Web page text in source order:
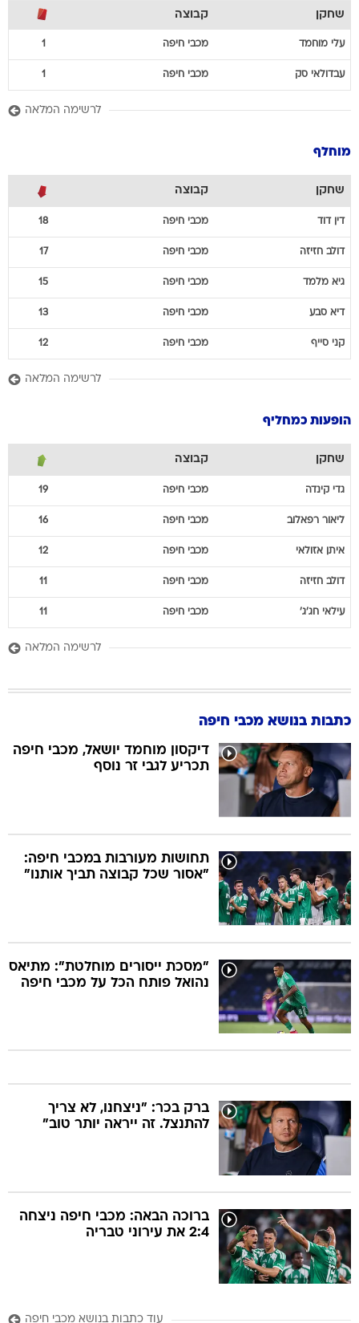
שחקן קבוצה
עלי מוחמד מכבי חיפה 1
עבדולאי סק מכבי חיפה 1
לרשימה המלאה
מוחלף
שחקן קבוצה
דין דוד מכבי חיפה 18
דולב חזיזה מכבי חיפה 17
גיא מלמד מכבי חיפה 15
דיא סבע מכבי חיפה 13
קני סייף מכבי חיפה 12
לרשימה המלאה
הופעות כמחליף
שחקן קבוצה
גדי קינדה מכבי חיפה 19
ליאור רפאלוב מכבי חיפה 16
איתן אזולאי מכבי חיפה 12
דולב חזיזה מכבי חיפה 11
עילאי חג'ג' מכבי חיפה 11
לרשימה המלאה
כתבות בנושא מכבי חיפה
דיקסון מוחמד יושאל, מכבי חיפה
תכריע לגבי זר נוסף
תחושות מעורבות במכבי חיפה:
"אסור שכל קבוצה תביך אותנו"
"מסכת ייסורים מוחלטת": מתיאס
נהואל פותח הכל על מכבי חיפה
ברק בכר: "ניצחנו, לא צריך
להתנצל. זה ייראה יותר טוב"
ברוכה הבאה: מכבי חיפה ניצחה
2:4 את עירוני טבריה
עוד כתבות בנושא מכבי חיפה